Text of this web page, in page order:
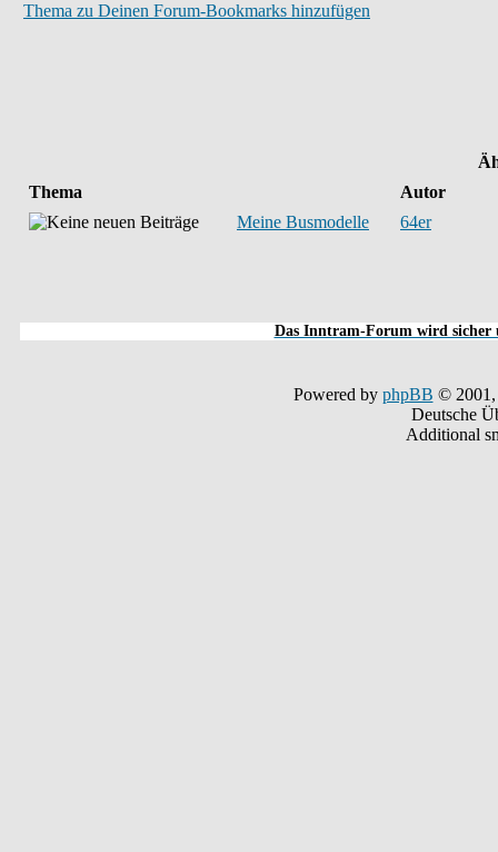
Thema zu Deinen Forum-Bookmarks hinzufügen
Thema
Autor
Meine Busmodelle
64er
Das Inntram-Forum wird sicher
Powered by phpBB © 2001,
Deutsche
Additional